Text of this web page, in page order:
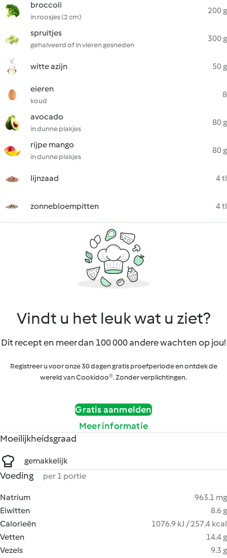
broccoli
in roosjes (2 cm)
200 g
spruitjes
gehalveerd of in vieren gesneden
300 g
witte azijn 50 g
eieren
koud
8
avocado
in dunne plakjes
80 g
rijpe mango
in dunne plakjes
80 g
lijnzaad 4 tl
zonnebloempitten 4 tl
Vindt u het leuk wat u ziet?
Dit recept en meer dan 100 000 andere wachten op jou!
Registreer u voor onze 30 dagen gratis proefperiode en ontdek de
wereld van Cookidoo®. Zonder verplichtingen.
Gratis aanmelden
Meer informatie
Moeilijkheidsgraad
gemakkelijk
Voeding per 1 portie
Natrium
963.1 mg
Eiwitten
8.6 g
Calorieën
1076.9 kJ / 257.4 kcal
Vetten
14.4 g
Vezels
9.3 g